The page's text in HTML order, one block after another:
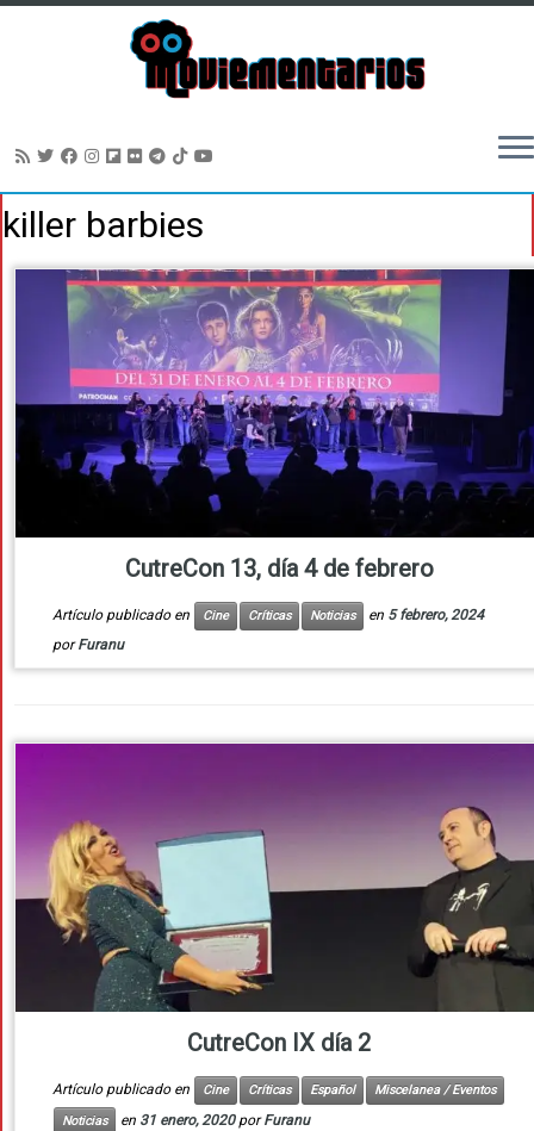
Saltar
alkiller barbies
CutreCon 13, día 4 de febrero
Artículo publicado en Cine Críticas Noticias en 5 febrero, 2024
porFuranu
CutreCon IX día 2
Artículo publicado en Cine Críticas Español
Miscelanea / Eventos
Noticias
en 31 enero, 2020 porFuranu